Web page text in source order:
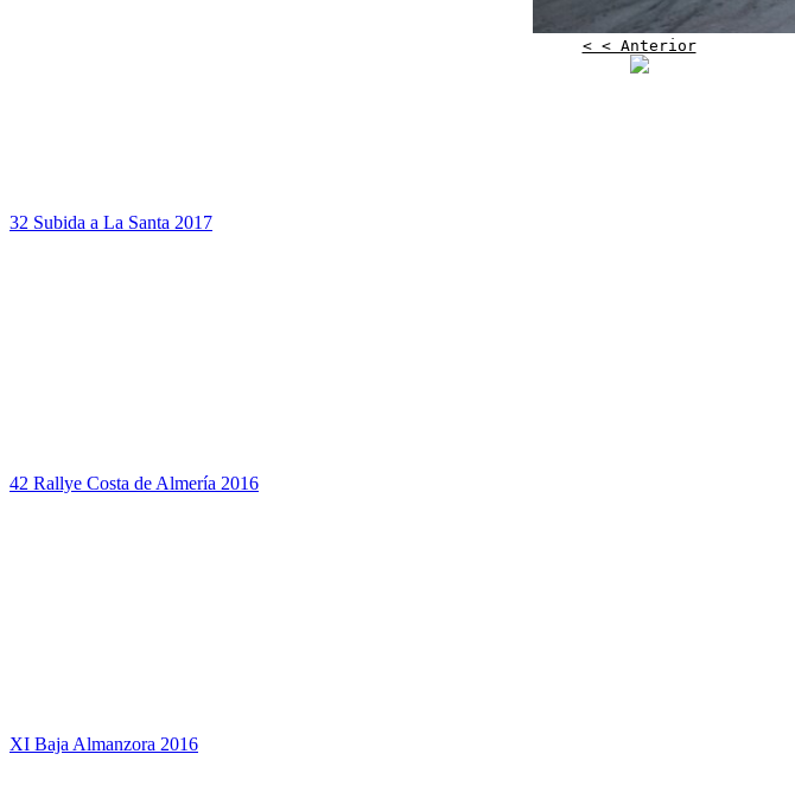
< < Anterior
32 Subida a La Santa 2017
42 Rallye Costa de Almería 2016
XI Baja Almanzora 2016